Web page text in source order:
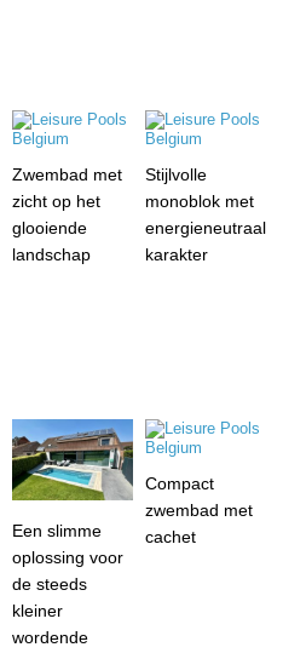
Zwembad met
zicht op het
glooiende
landschap
Stijlvolle
monoblok met
energieneutraal
karakter
Een slimme
oplossing voor
de steeds
kleiner
wordende
Compact
zwembad met
cachet